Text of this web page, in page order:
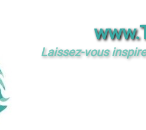
Laissez-vous